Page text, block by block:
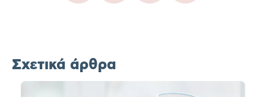
Σχετικά άρθρα